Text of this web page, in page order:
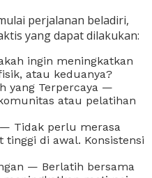
perjalanan beladiri,
yang dapat dilakukan:
ingin meningkatkan
atau keduanya?
yang Terpercaya —
atau pelatihan
Tidak perlu merasa
di awal. Konsistensi
— Berlatih bersama